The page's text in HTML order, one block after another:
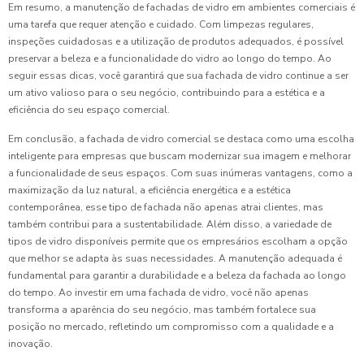
Em resumo, a manutenção de fachadas de vidro em ambientes comerciais é
uma tarefa que requer atenção e cuidado. Com limpezas regulares,
inspeções cuidadosas e a utilização de produtos adequados, é possível
preservar a beleza e a funcionalidade do vidro ao longo do tempo. Ao
seguir essas dicas, você garantirá que sua fachada de vidro continue a ser
um ativo valioso para o seu negócio, contribuindo para a estética e a
eficiência do seu espaço comercial.
Em conclusão, a fachada de vidro comercial se destaca como uma escolha
inteligente para empresas que buscam modernizar sua imagem e melhorar
a funcionalidade de seus espaços. Com suas inúmeras vantagens, como a
maximização da luz natural, a eficiência energética e a estética
contemporânea, esse tipo de fachada não apenas atrai clientes, mas
também contribui para a sustentabilidade. Além disso, a variedade de
tipos de vidro disponíveis permite que os empresários escolham a opção
que melhor se adapta às suas necessidades. A manutenção adequada é
fundamental para garantir a durabilidade e a beleza da fachada ao longo
do tempo. Ao investir em uma fachada de vidro, você não apenas
transforma a aparência do seu negócio, mas também fortalece sua
posição no mercado, refletindo um compromisso com a qualidade e a
inovação.